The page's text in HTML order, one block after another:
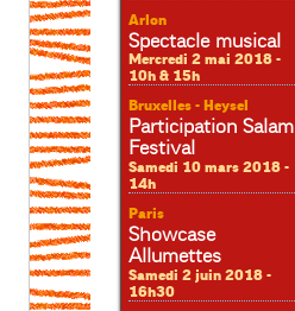
Arlon
Spectacle musical
Mercredi 2 mai 2018 -
10h & 15h
Bruxelles - Heysel
Participation Salam
Festival
Samedi 10 mars 2018 -
14h
Paris
Showcase
Allumettes
Samedi 2 juin 2018 -
16h30